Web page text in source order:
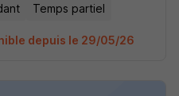
Temps partiel
depuis le 29/05/26